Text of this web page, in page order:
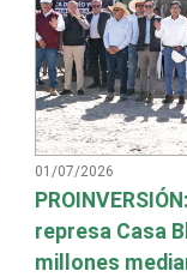
01/07/2026
represa Casa
millones